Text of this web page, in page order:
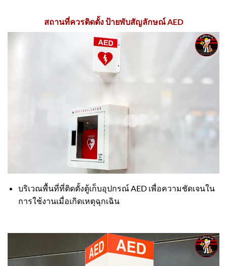
สถานที่ควรติดตั้ง ป้ายพับสัญลักษณ์ AED
บริเวณพื้นที่ที่ติดตั้งตู้เก็บอุปกรณ์ AED เพื่อความชัดเจนใน
การใช้งานเมื่อเกิดเหตุฉุกเฉิน